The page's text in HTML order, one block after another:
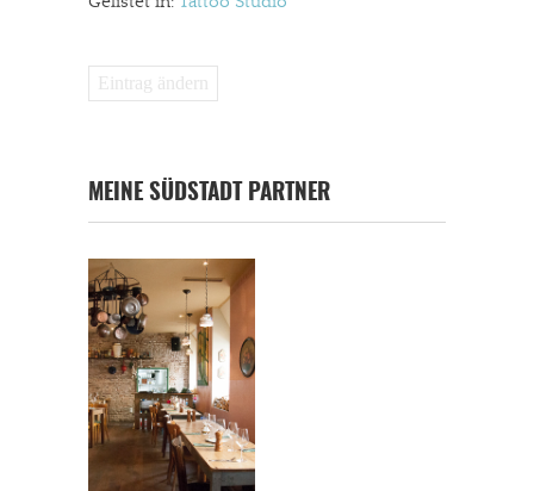
Eintrag ändern
MEINE SÜDSTADT PARTNER